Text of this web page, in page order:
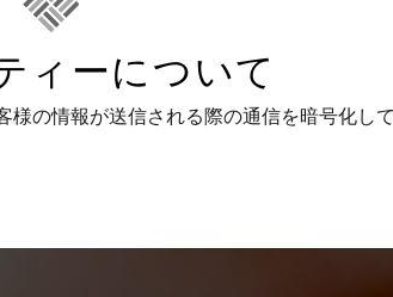
ィーについて
様の情報が送信される際の通信を暗号化し